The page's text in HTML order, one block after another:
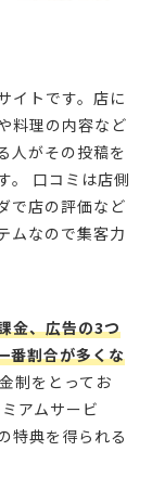
イトです。店に
料理の内容など
人がその投稿を
。 口コミは店側
で店の評価など
ムなので集客力
金、広告の3つ
番割合が多くな
制をとってお
アムサービ
特典を得られる